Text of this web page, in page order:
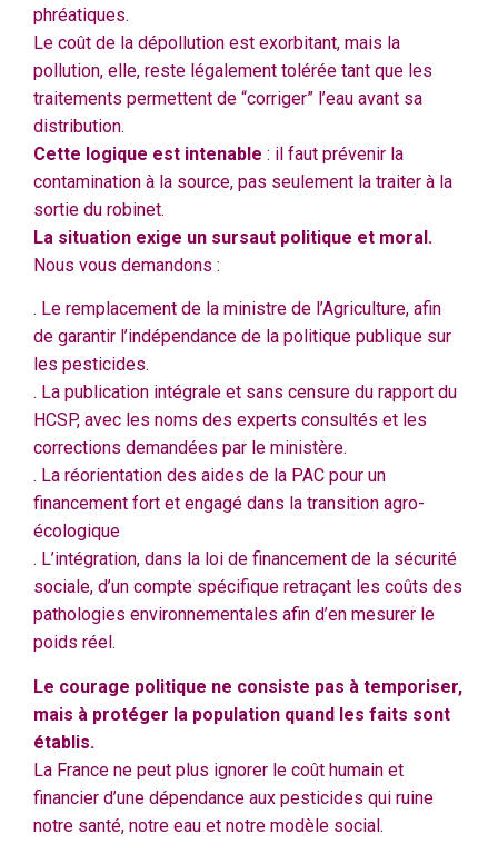
phréatiques.
Le coût de la dépollution est exorbitant, mais la
pollution, elle, reste légalement tolérée tant que les
traitements permettent de “corriger” l’eau avant sa
distribution.
Cette logique est intenable : il faut prévenir la
contamination à la source, pas seulement la traiter à la
sortie du robinet.
La situation exige un sursaut politique et moral.
Nous vous demandons :
. Le remplacement de la ministre de l’Agriculture, afin
de garantir l’indépendance de la politique publique sur
les pesticides.
. La publication intégrale et sans censure du rapport du
HCSP, avec les noms des experts consultés et les
corrections demandées par le ministère.
. La réorientation des aides de la PAC pour un
financement fort et engagé dans la transition agro-
écologique
. L’intégration, dans la loi de financement de la sécurité
sociale, d’un compte spécifique retraçant les coûts des
pathologies environnementales afin d’en mesurer le
poids réel.
Le courage politique ne consiste pas à temporiser,
mais à protéger la population quand les faits sont
établis.
La France ne peut plus ignorer le coût humain et
financier d’une dépendance aux pesticides qui ruine
notre santé, notre eau et notre modèle social.